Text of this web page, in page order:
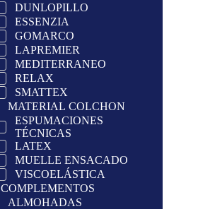
DUNLOPILLO
ESSENZIA
GOMARCO
LAPREMIER
MEDITERRANEO
RELAX
SMATTEX
MATERIAL COLCHON
ESPUMACIONES
TÉCNICAS
LATEX
MUELLE ENSACADO
VISCOELÁSTICA
COMPLEMENTOS
ALMOHADAS